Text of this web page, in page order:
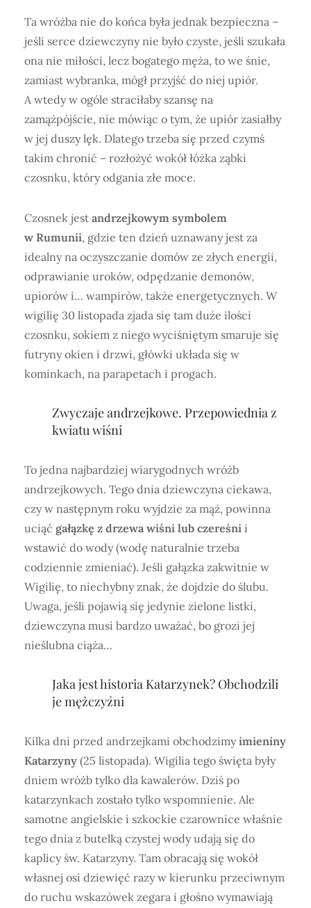
Ta wróżba nie do końca była jednak bezpieczna –
jeśli serce dziewczyny nie było czyste, jeśli szukała
ona nie miłości, lecz bogatego męża, to we śnie,
zamiast wybranka, mógł przyjść do niej upiór.
A wtedy w ogóle straciłaby szansę na
zamążpójście, nie mówiąc o tym, że upiór zasiałby
w jej duszy lęk. Dlatego trzeba się przed czymś
takim chronić – rozłożyć wokół łóżka ząbki
czosnku, który odgania złe moce.
Czosnek jest andrzejkowym symbolem
w Rumunii, gdzie ten dzień uznawany jest za
idealny na oczyszczanie domów ze złych energii,
odprawianie uroków, odpędzanie demonów,
upiorów i… wampirów, także energetycznych. W
wigilię 30 listopada zjada się tam duże ilości
czosnku, sokiem z niego wyciśniętym smaruje się
futryny okien i drzwi, główki układa się w
kominkach, na parapetach i progach.
Zwyczaje andrzejkowe. Przepowiednia z
kwiatu wiśni
To jedna najbardziej wiarygodnych wróżb
andrzejkowych. Tego dnia dziewczyna ciekawa,
czy w następnym roku wyjdzie za mąż, powinna
uciąć gałązkę z drzewa wiśni lub czereśni i
wstawić do wody (wodę naturalnie trzeba
codziennie zmieniać). Jeśli gałązka zakwitnie w
Wigilię, to niechybny znak, że dojdzie do ślubu.
Uwaga, jeśli pojawią się jedynie zielone listki,
dziewczyna musi bardzo uważać, bo grozi jej
nieślubna ciąża…
Jaka jest historia Katarzynek? Obchodzili
je mężczyźni
Kilka dni przed andrzejkami obchodzimyimieniny
Katarzyny (25 listopada). Wigilia tego święta były
dniem wróżb tylko dla kawalerów. Dziś po
katarzynkach zostało tylko wspomnienie. Ale
samotne angielskie i szkockie czarownice właśnie
tego dnia z butelką czystej wody udają się do
kaplicy św. Katarzyny. Tam obracają się wokół
własnej osi dziewięć razy w kierunku przeciwnym
do ruchu wskazówek zegara i głośno wymawiają